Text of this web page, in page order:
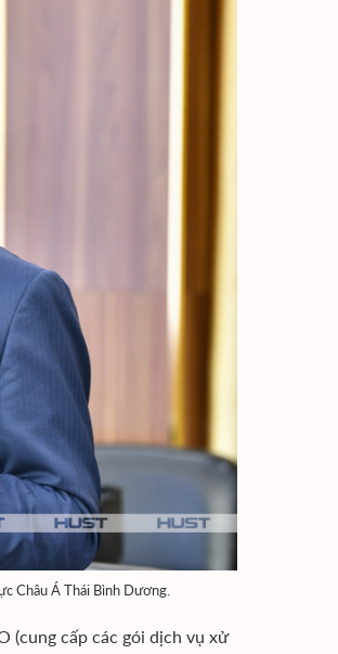
Châu Á Thái Bình Dương.
(cung cấp các gói dịch vụ xử